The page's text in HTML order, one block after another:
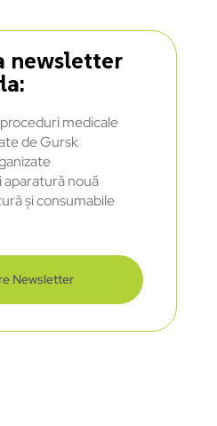
newsletter
medicale
de Gursk
nouă
și consumabile
Newsletter